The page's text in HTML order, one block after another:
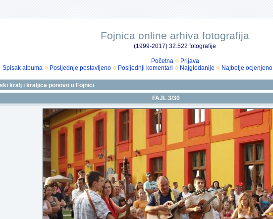
Fojnica online arhiva fotografija
(1999-2017) 32.522 fotografije
Početna
Prijava
Spisak albuma
Posljednje postavljeno Posljednji komentari Najgledanije Najbolje ocjenjeno
kralj i kraljica ponovo u Fojnici
FAJL 3/30